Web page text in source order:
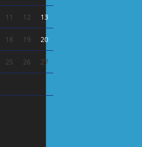
11 12 13
18 19 20
25 26 27